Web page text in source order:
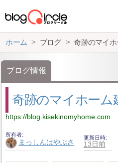
ホーム ブログ 奇跡のマイ
ブログ情報
奇跡のマイホーム
https://blog.kisekinomyhome.com
所有者
まっしんはやぶさ
更新日時
13日前